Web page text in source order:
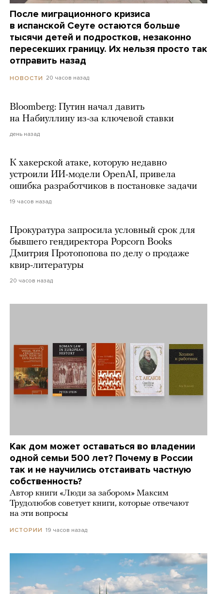
После миграционного кризиса
в испанской Сеуте остаются больше
тысячи детей и подростков, незаконно
пересекших границу. Их нельзя просто так
отправить назад
НОВОСТИ 20 часов назад
Bloomberg: Путин начал давить
на Набиуллину из-за ключевой ставки
день назад
К хакерской атаке, которую недавно
устроили ИИ-модели OpenAI, привела
ошибка разработчиков в постановке задачи
19 часов назад
Прокуратура запросила условный срок для
бывшего гендиректора Popcorn Books
Дмитрия Протопопова по делу о продаже
квир-литературы
20 часов назад
Как дом может оставаться во владении
одной семьи 500 лет? Почему в России
так и не научились отстаивать частную
собственность?
Автор книги «Люди за забором» Максим
Трудолюбов советует книги, которые отвечают
на эти вопросы
ИСТОРИИ 19 часов назад